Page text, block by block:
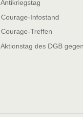
Antikriegstag
Courage-Infostand
Courage-Treffen
Aktionstag des DGB